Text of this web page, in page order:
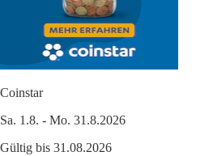
Coinstar
Sa. 1.8. - Mo. 31.8.2026
Gültig bis 31.08.2026